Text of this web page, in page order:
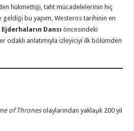
hükmettiği, taht mücadelelerinin hiç
geldiği bu yapım, Westeros tarihinin en
Ejderhaların Dansı öncesindeki
odaklı anlatımıyla izleyiciyi ilk bölümden
of Thronesolaylarından yaklaşık 200 yıl